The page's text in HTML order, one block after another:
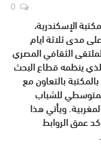
الإسكندرية،
مدى ثلاثة ايام
الثقافي المصري
ينظمه قطاع البحث
بالتعاون مع
للشباب
ويأتي هذا
عمق الروابط